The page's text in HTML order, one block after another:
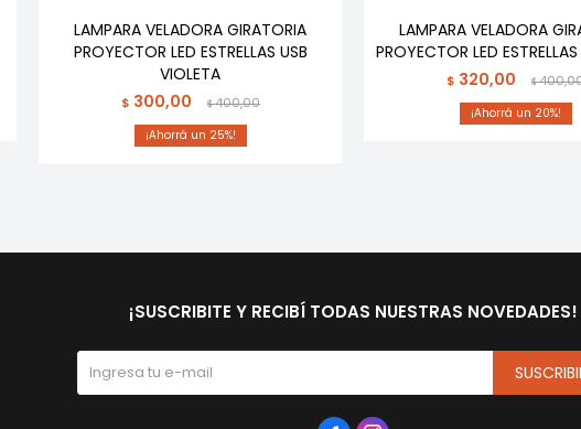
LAMPARA VELADORA GIRATORIA
PROYECTOR LED ESTRELLAS USB
VIOLETA
$ 300,00 $400,00
25
LAMPARA VELADORA
PROYECTOR LED
$ 320,00 $
20
¡SUSCRIBITE Y RECIBÍ TODAS NUESTRAS NOVEDADES!